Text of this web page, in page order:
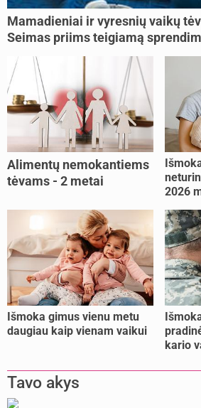
Mamadieniai ir vyresnių vaikų
Seimas priims teigiamą
Alimentų nemokantiems
tėvams - 2 metai
2026
Išmoka gimus vienu metu
daugiau kaip vienam vaikui
kario
Tavo akys